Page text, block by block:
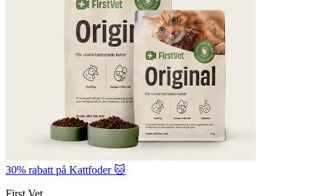
30% rabatt på Kattfoder 🐱